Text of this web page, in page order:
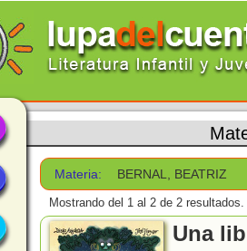
Materia: BERNAL, BEATRIZ
Mostrando del 1 al 2 de 2 resultados.
Una